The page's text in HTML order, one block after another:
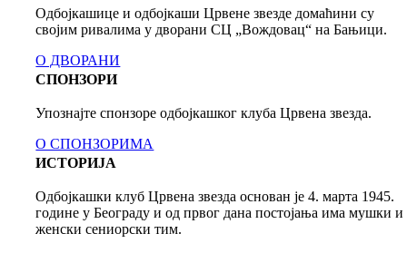
Одбојкашице и одбојкаши Црвене звезде домаћини су
својим ривалима у дворани СЦ „Вождовац“ на Бањици.
О ДВОРАНИ
СПОНЗОРИ
Упознајте спонзоре одбојкашког клуба Црвена звезда.
О СПОНЗОРИМА
ИСТОРИЈА
Одбојкашки клуб Црвена звезда основан је 4. марта 1945.
године у Београду и од првог дана постојања има мушки и
женски сениорски тим.